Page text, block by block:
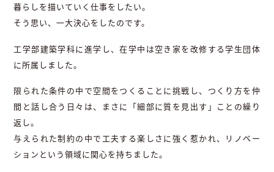
暮らしを描いていく仕事をしたい。
そう思い、一大決心をしたのです。
工学部建築学科に進学し、在学中は空き家を改修する学生団体
に所属しました。
限られた条件の中で空間をつくることに挑戦し、つくり方を仲
間と話し合う日々は、まさに「細部に質を見出す」ことの繰り
返し。
与えられた制約の中で工夫する楽しさに強く惹かれ、リノベー
ションという領域に関心を持ちました。